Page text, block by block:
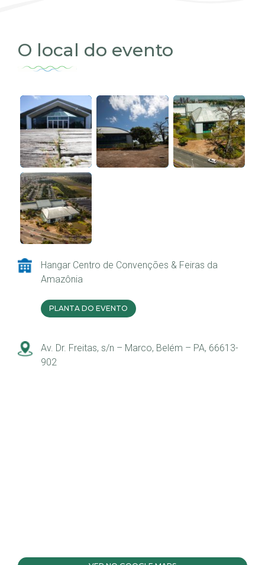
O local do evento
Hangar Centro de Convenções & Feiras da
Amazônia
PLANTA DO EVENTO
Av. Dr. Freitas, s/n – Marco, Belém – PA, 66613-
902